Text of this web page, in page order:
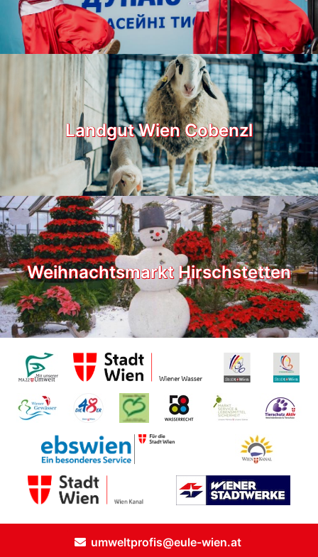
Landgut Wien Cobenzl
Weihnachtsmarkt Hirschstetten
umweltprofis@eule-wien.at